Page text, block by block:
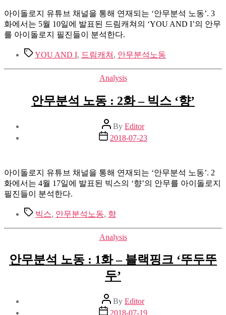
아이돌로지 유튜브 채널을 통해 연재되는 ‘안무분석 노동’. 3
화에서는 5월 10일에 발표된 드림캐쳐의 ‘YOU AND I’의 안무
를 아이돌로지 필진들이 분석한다.
TagsYOU AND I, 드림캐쳐 , 안무분석노동
Categories
Analysis
안무분석 노동 : 2화 – 빅스 ‘향’
Post
author
By Editor
Post
date
2018-07-23
아이돌로지 유튜브 채널을 통해 연재되는 ‘안무분석 노동’. 2
화에서는 4월 17일에 발표된 빅스의 ‘향’의 안무를 아이돌로지
필진들이 분석한다.
Tags빅스, 안무분석노동, 향
Categories
Analysis
안무분석 노동 : 1화 – 블랙핑크 ‘뚜두뚜
두’
Post
author
By Editor
Post2018-07-19